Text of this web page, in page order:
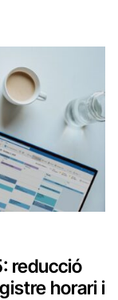
reducció
horari i